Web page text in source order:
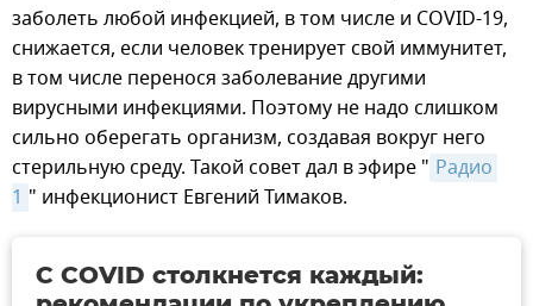
заболеть любой инфекцией, в том числе и COVID-19,
снижается, если человек тренирует свой иммунитет,
в том числе перенося заболевание другими
вирусными инфекциями. Поэтому не надо слишком
сильно оберегать организм, создавая вокруг него
стерильную среду. Такой совет дал в эфире " Радио
1 " инфекционист Евгений Тимаков.
С COVID столкнется каждый: